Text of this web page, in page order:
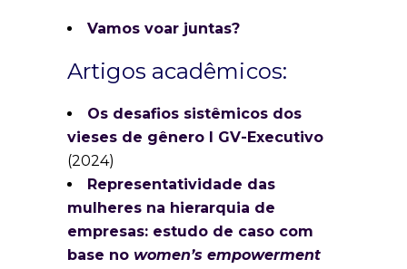
Vamos voar juntas?
Artigos acadêmicos:
Os desafios sistêmicos dos
vieses de gênero I GV-Executivo
(2024)
Representatividade das
mulheres na hierarquia de
empresas: estudo de caso com
base no women’s empowerment